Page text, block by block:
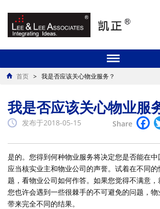
首页 > 我是否应该关心物业服务？
我是否应该关心物业服
发布于2018-05-15 Share
是的。您得到何种物业服务将决定您是否能在
应当核实业主和物业公司的声誉。试着在不同
题，看物业公司如何作答。如果您觉得不满意
您也许会遇到一些很棘手的不可避免的问题，
带来完全不同的结果。